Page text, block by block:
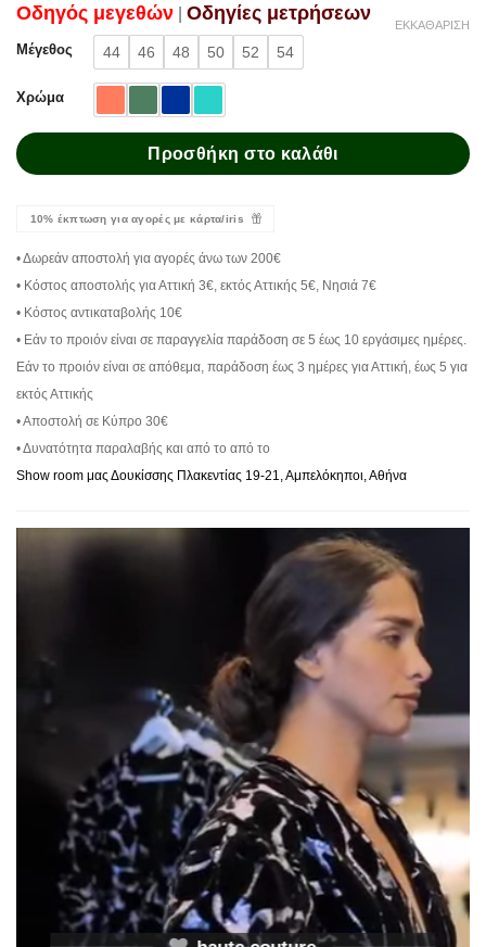
Oδηγός μεγεθών Oδηγίες μετρήσεων
Μέγεθος 44 46 48 50 52 54
Χρώμα
ΕΚΚΑΘΆΡΙΣΗ
Προσθήκη στο καλάθι
10% έκπτωση για αγορές με κάρτα/iris
• Δωρεάν αποστολή για αγορές άνω των 200€
• Κόστος αποστολής για Αττική 3€, εκτός Αττικής 5€, Νησιά 7€
• Κόστος αντικαταβολής 10€
• Εάν το προιόν είναι σε παραγγελία παράδοση σε 5 έως 10 εργάσιμες ημέρες.
Εάν το προιόν είναι σε απόθεμα, παράδοση έως 3 ημέρες για Αττική, έως 5 για
εκτός Αττικής
• Αποστολή σε Κύπρο 30€
• Δυνατότητα παραλαβής και από το από το
Show room μας Δουκίσσης Πλακεντίας 19-21, Αμπελόκηποι, Αθήνα